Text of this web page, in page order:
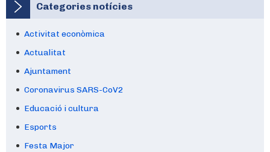
Categories notícies
Activitat econòmica
Actualitat
Ajuntament
Coronavirus SARS-CoV2
Educació i cultura
Esports
Festa Major